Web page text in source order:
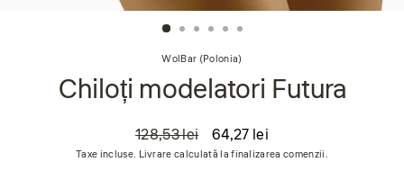
WolBar (Polonia)
Chiloți modelatori Futura
Preț
obișnuit
128,53 leiPreț
de
64,27 lei
Taxe incluse. Livrare calculată la finalizarea comenzii.